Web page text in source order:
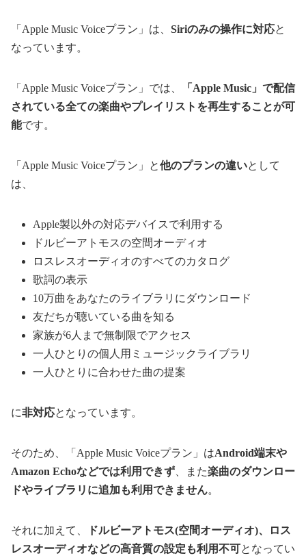
「Apple Music Voiceプラン」は、 Siriのみの操作に対応と
なっています。
「Apple Music Voiceプラン」では、
「Apple Music」で配信
されている全ての楽曲やプレイリストを再生することが可
能です。
「Apple Music Voiceプラン」と他のプランの違いとして
は、
Apple製以外の対応デバイスで利用する
ドルビーアトモスの空間オーディオ
ロスレスオーディオのすべてのカタログ
歌詞の表示
10万曲をあなたのライブラリにダウンロード
友だちが聴いている曲を知る
家族が6人まで無制限でアクセス
一人ひとりの個人用ミュージックライブラリ
一人ひとりに合わせた曲の提案
に非対応となっています。
そのため、「Apple Music Voiceプラン」はAndroid端末や
Amazon Echoなどでは利用できず 、また楽曲のダウンロー
ドやライブラリに追加も利用できません。
それに加えて、
ドルビーアトモス(空間オーディオ)、ロス
レスオーディオなどの高音質の設定も利用不可となってい